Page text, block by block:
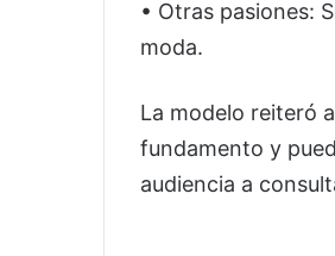
• Otras pasiones:
moda.
La modelo reiteró
fundamento y
audiencia a